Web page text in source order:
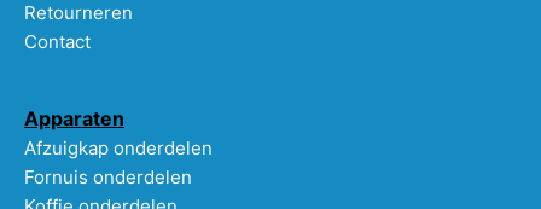
Retourneren
Contact
Apparaten
Afzuigkap onderdelen
Fornuis onderdelen